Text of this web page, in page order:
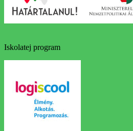
Iskolatej program